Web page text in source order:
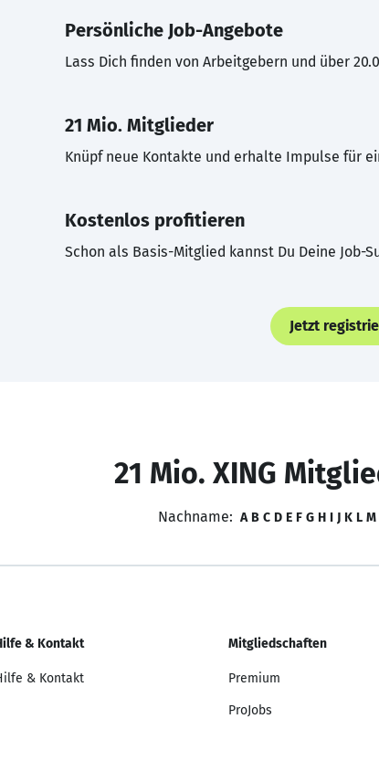
Persönliche Job-Angebote
Lass Dich finden von Arbeitgebern und über
21 Mio. Mitglieder
Knüpf neue Kontakte und erhalte Impulse für
Kostenlos profitieren
Schon als Basis-Mitglied kannst Du Deine Job-
Jetzt
21 Mio. XING
Nachname: A B C D E F G H I J K L M
& Kontakt
& Kontakt
Mitgliedschaften
Premium
ProJobs